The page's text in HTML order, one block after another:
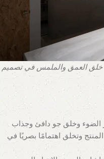
خلق العمق والملمس في تصميم
وخلق جو دافئ وجذاب
وتخلق اهتمامًا بصريًا في